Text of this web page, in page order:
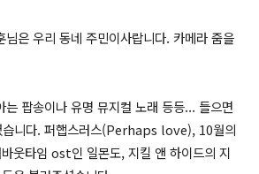
님은 우리 동네 주민이사랍니다. 카메라 줌을
는 팝송이나 유명 뮤지컬 노래 등등... 들으면
습니다. 퍼햅스러스(Perhaps love), 10월의
웃타임 ost인 일몬도, 지킬 앤 하이드의 지